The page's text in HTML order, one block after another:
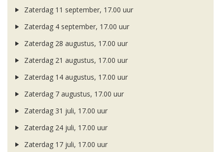
Zaterdag 11 september, 17.00 uur
Zaterdag 4 september, 17.00 uur
Zaterdag 28 augustus, 17.00 uur
Zaterdag 21 augustus, 17.00 uur
Zaterdag 14 augustus, 17.00 uur
Zaterdag 7 augustus, 17.00 uur
Zaterdag 31 juli, 17.00 uur
Zaterdag 24 juli, 17.00 uur
Zaterdag 17 juli, 17.00 uur